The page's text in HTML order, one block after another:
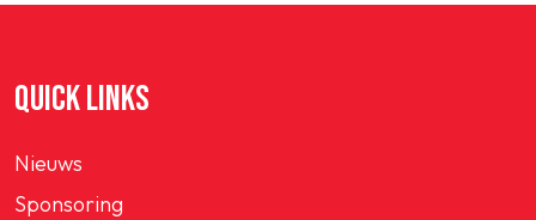
QUICK LINKS
Nieuws
Sponsoring